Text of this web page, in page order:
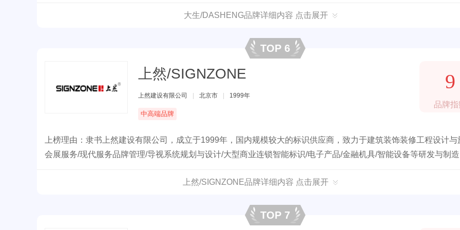
大生/DASHENG品牌详细内容 点击展开
TOP 6
上然/SIGNZONE
上然建设有限公司 北京市 1999年
中高端品牌
9
品牌指
上榜理由：隶书上然建设有限公司，成立于1999年，国内规模较大的标识供应商，致力于建筑装饰装修工程设计与
会展服务/现代服务品牌管理/导视系统规划与设计/大型商业连锁智能标识/电子产品/金融机具/智能设备等研发与制造
上然/SIGNZONE品牌详细内容 点击展开
TOP 7